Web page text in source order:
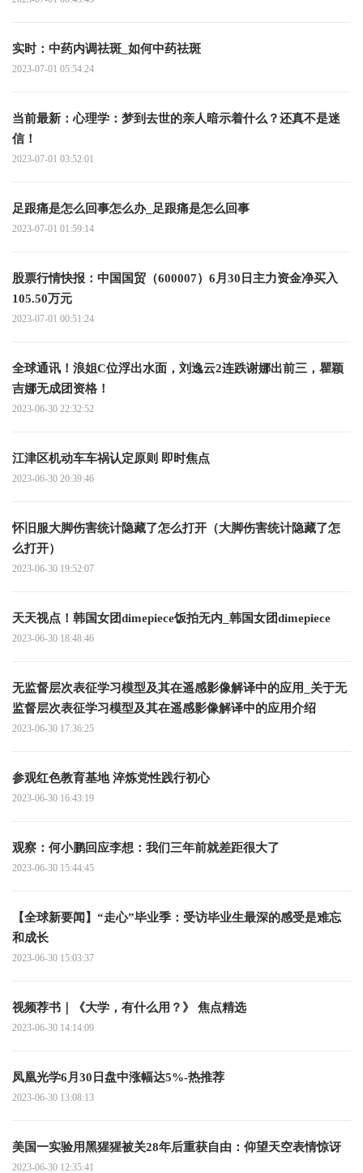
实时：中药内调祛斑_如何中药祛斑
2023-07-01 05:54:24
当前最新：心理学：梦到去世的亲人暗示着什么？还真不是迷
信！
2023-07-01 03:52:01
足跟痛是怎么回事怎么办_足跟痛是怎么回事
2023-07-01 01:59:14
股票行情快报：中国国贸（600007）6月30日主力资金净买入
105.50万元
2023-07-01 00:51:24
全球通讯！浪姐C位浮出水面，刘逸云2连跌谢娜出前三，瞿颖
吉娜无成团资格！
2023-06-30 22:32:52
江津区机动车车祸认定原则 即时焦点
2023-06-30 20:39:46
怀旧服大脚伤害统计隐藏了怎么打开（大脚伤害统计隐藏了怎
么打开）
2023-06-30 19:52:07
天天视点！韩国女团dimepiece饭拍无内_韩国女团dimepiece
2023-06-30 18:48:46
无监督层次表征学习模型及其在遥感影像解译中的应用_关于无
监督层次表征学习模型及其在遥感影像解译中的应用介绍
2023-06-30 17:36:25
参观红色教育基地 淬炼党性践行初心
2023-06-30 16:43:19
观察：何小鹏回应李想：我们三年前就差距很大了
2023-06-30 15:44:45
【全球新要闻】“走心”毕业季：受访毕业生最深的感受是难忘
和成长
2023-06-30 15:03:37
视频荐书｜《大学，有什么用？》 焦点精选
2023-06-30 14:14:09
凤凰光学6月30日盘中涨幅达5%-热推荐
2023-06-30 13:08:13
美国一实验用黑猩猩被关28年后重获自由：仰望天空表情惊讶
2023-06-30 12:35:41